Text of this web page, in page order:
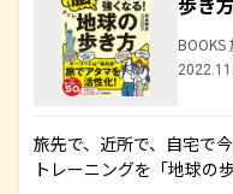
BOOKS
旅先で、近所で、自宅で
トレーニングを「地球の